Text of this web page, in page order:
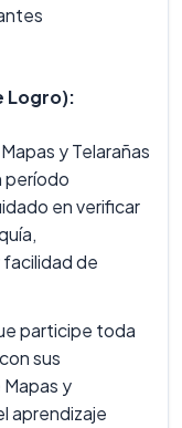
Logro):
y Telarañas
período
en verificar
de
participe toda
sus
y
aprendizaje